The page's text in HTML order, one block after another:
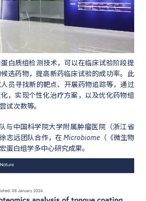
白质组检测技术，可以在临床试验阶段提
选药物，提高新药临床试验的成功率。此
员寻找新的靶点、开展药物追踪等，通过
，实现个性化治疗方案，以及优化药物组
试次数等。
与中国科学院大学附属肿瘤医院（浙江省
志远团队合作， 在Microbiome（《微生物
蛋白组学多中心研究成果。